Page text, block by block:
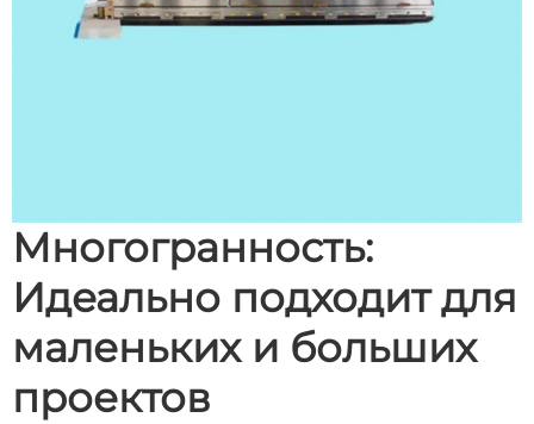
Многогранность:
Идеально подходит для
маленьких и больших
проектов